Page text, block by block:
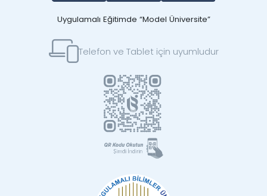
Uygulamalı Eğitimde “Model Üniversite”
Telefon ve Tablet için uyumludur